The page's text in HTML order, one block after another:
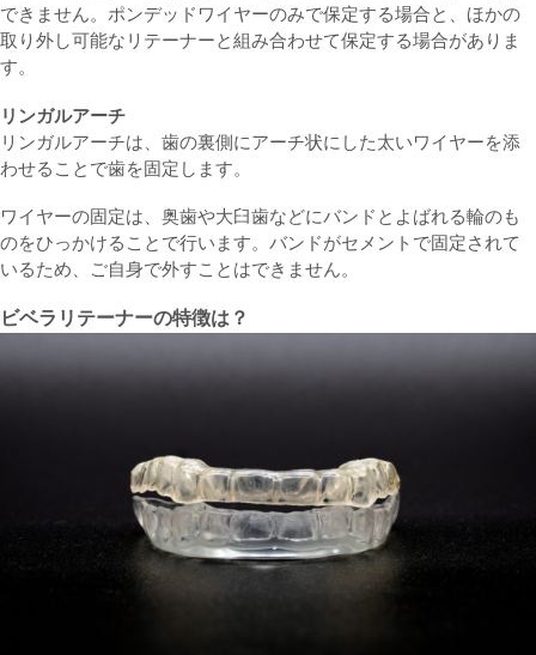
できません。ポンデッドワイヤーのみで保定する場合と、ほかの
取り外し可能なリテーナーと組み合わせて保定する場合がありま
す。
リンガルアーチ
リンガルアーチは、歯の裏側にアーチ状にした太いワイヤーを添
わせることで歯を固定します。
ワイヤーの固定は、奥歯や大臼歯などにバンドとよばれる輪のも
のをひっかけることで行います。バンドがセメントで固定されて
いるため、ご自身で外すことはできません。
ビベラリテーナーの特徴は？